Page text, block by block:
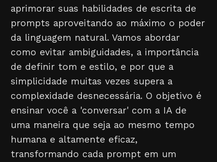
aprimorar suas habilidades de escrita de
prompts aproveitando ao máximo o poder
da linguagem natural. Vamos abordar
como evitar ambiguidades, a importância
de definir tom e estilo, e por que a
simplicidade muitas vezes supera a
complexidade desnecessária. O objetivo é
ensinar você a 'conversar' com a IA de
uma maneira que seja ao mesmo tempo
humana e altamente eficaz,
transformando cada prompt em um